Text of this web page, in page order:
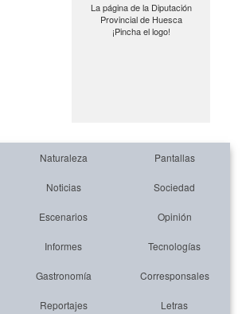
La página de la Diputación
Provincial de Huesca
¡Pincha el logo!
Naturaleza Pantallas
Noticias Sociedad
Escenarios Opinión
Informes Tecnologías
Gastronomía Corresponsales
Reportajes Letras